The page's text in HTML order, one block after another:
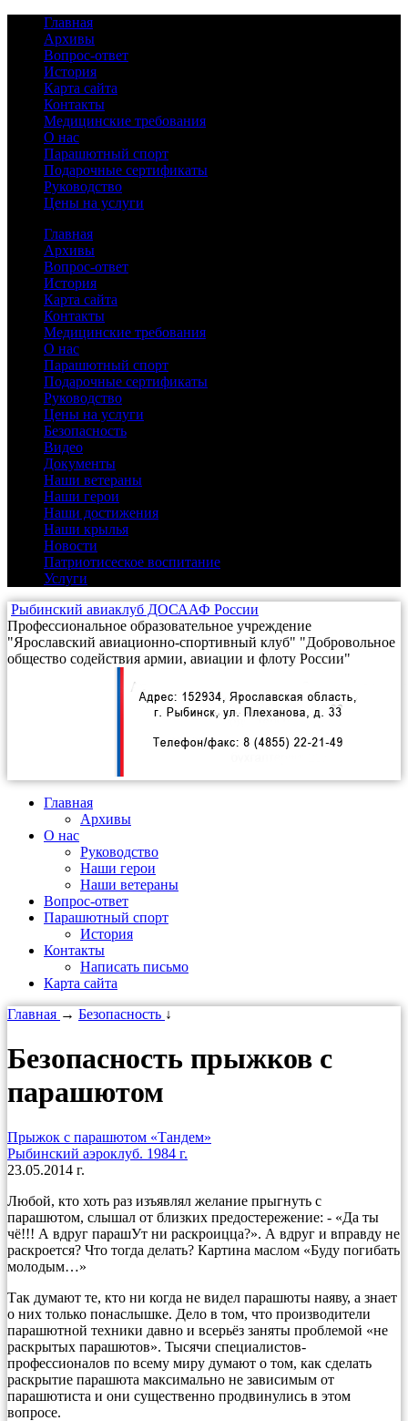
Главная
Архивы
Вопрос-ответ
История
Карта сайта
Контакты
Медицинские требования
О нас
Парашютный спорт
Подарочные сертификаты
Руководство
Цены на услуги
Главная
Архивы
Вопрос-ответ
История
Карта сайта
Контакты
Медицинские требования
О нас
Парашютный спорт
Подарочные сертификаты
Руководство
Цены на услуги
Безопасность
Видео
Документы
Наши ветераны
Наши герои
Наши достижения
Наши крылья
Новости
Патриотисеское воспитание
Услуги
Рыбинский авиаклуб ДОСААФ России
Профессиональное образовательное учреждение
"Ярославский авиационно-спортивный клуб" "Добровольное
общество содействия армии, авиации и флоту России"
Главная
Архивы
О нас
Руководство
Наши герои
Наши ветераны
Вопрос-ответ
Парашютный спорт
История
Контакты
Написать письмо
Карта сайта
Главная → Безопасность ↓
Безопасность прыжков с
парашютом
Прыжок с парашютом «Тандем»
Рыбинский аэроклуб. 1984 г.
23.05.2014 г.
Любой, кто хоть раз изъявлял желание прыгнуть с
парашютом, слышал от близких предостережение: - «Да ты
чё!!! А вдруг парашУт ни раскроицца?». А вдруг и вправду не
раскроется? Что тогда делать? Картина маслом «Буду погибать
молодым…»
Так думают те, кто ни когда не видел парашюты наяву, а знает
о них только понаслышке. Дело в том, что производители
парашютной техники давно и всерьёз заняты проблемой «не
раскрытых парашютов». Тысячи специалистов-
профессионалов по всему миру думают о том, как сделать
раскрытие парашюта максимально не зависимым от
парашютиста и они существенно продвинулись в этом
вопросе.